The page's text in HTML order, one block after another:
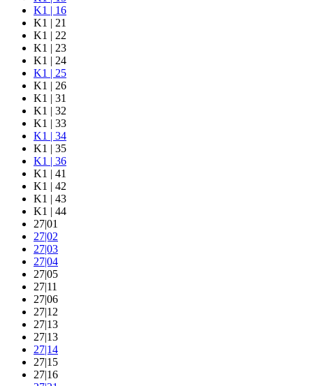
K1 | 16
K1 | 21
K1 | 22
K1 | 23
K1 | 24
K1 | 25
K1 | 26
K1 | 31
K1 | 32
K1 | 33
K1 | 34
K1 | 35
K1 | 36
K1 | 41
K1 | 42
K1 | 43
K1 | 44
27|01
27|02
27|03
27|04
27|05
27|11
27|06
27|12
27|13
27|13
27|14
27|15
27|16